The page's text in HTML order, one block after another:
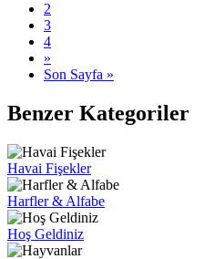
2
3
4
»
Son Sayfa »
Benzer Kategoriler
Havai Fişekler
Harfler & Alfabe
Hoş Geldiniz